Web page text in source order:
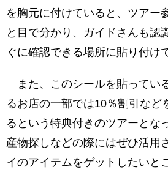
を胸元に付けていると、ツアー
と目で分かり、ガイドさんも認
ぐに確認できる場所に貼り付け
また、このシールを貼ってい
るお店の一部では10％割引など
るという特典付きのツアーとな
産物探しなどの際にはぜひ活用
イのアイテムをゲットしたいと